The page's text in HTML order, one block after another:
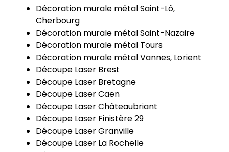
Décoration murale métal Saint-Lô,
Cherbourg
Décoration murale métal Saint-Nazaire
Décoration murale métal Tours
Décoration murale métal Vannes, Lorient
Découpe Laser Brest
Découpe Laser Bretagne
Découpe Laser Caen
Découpe Laser Châteaubriant
Découpe Laser Finistère 29
Découpe Laser Granville
Découpe Laser La Rochelle